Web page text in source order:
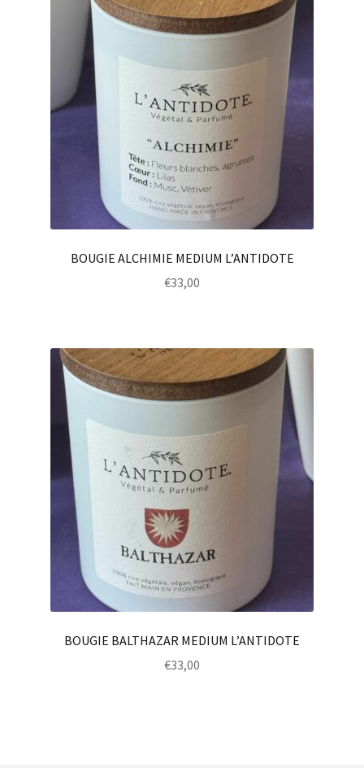
BOUGIE ALCHIMIE MEDIUM L’ANTIDOTE
€33,00
BOUGIE BALTHAZAR MEDIUM L’ANTIDOTE
€33,00